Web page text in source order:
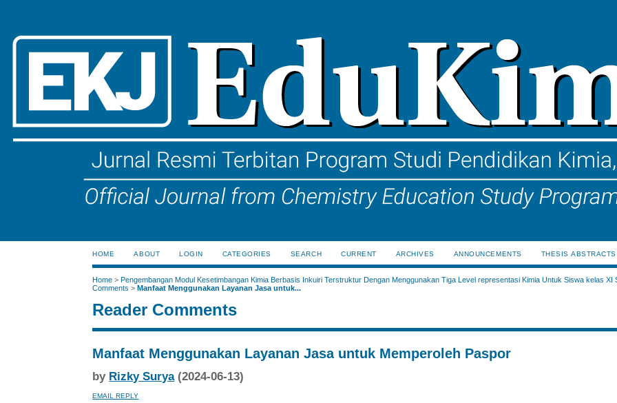
HOME ABOUT LOGIN CATEGORIES SEARCH CURRENT ARCHIVES ANNOUNCEMENTS THESIS ABSTRACTS
Home >Pengembangan Modul Kesetimbangan Kimia Berbasis Inkuiri Terstruktur Dengan Menggunakan Tiga Level representasi Kimia Untuk Siswa kelas XI
Comments >Manfaat Menggunakan Layanan Jasa untuk...
Reader Comments
Manfaat Menggunakan Layanan Jasa untuk Memperoleh Paspor
by Rizky Surya(2024-06-13)
EMAIL REPLY